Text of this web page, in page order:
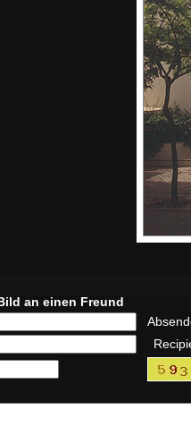
an einen Freund